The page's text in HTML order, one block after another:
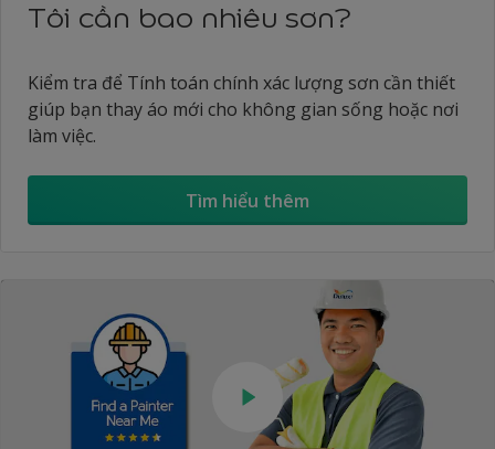
Tôi cần bao nhiêu sơn?
Kiểm tra để Tính toán chính xác lượng sơn cần thiết
giúp bạn thay áo mới cho không gian sống hoặc nơi
làm việc.
Tìm hiểu thêm